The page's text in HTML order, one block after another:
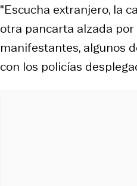
"Escucha extranjero, la
otra pancarta alzada
manifestantes, algunos
con los policías